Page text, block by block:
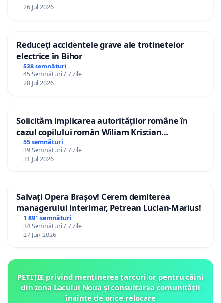
26 Jul 2026
Reduceți accidentele grave ale trotinetelor
electrice în Bihor
538 semnături
45 Semnături / 7 zile
28 Jul 2026
Solicităm implicarea autorităților române în
cazul copilului român Wiliam Kristian
Gheorghe, aflat în plasament în Danemarca de
12 ani
55 semnături
39 Semnături / 7 zile
31 Jul 2026
Salvați Opera Brașov! Cerem demiterea
managerului interimar, Petrean Lucian-Marius!
1 891 semnături
34 Semnături / 7 zile
27 Jun 2026
PETIȚIE privind menținerea țarcurilor pentru câini
din zona Lacului Noua și consultarea comunității
înainte de orice relocare